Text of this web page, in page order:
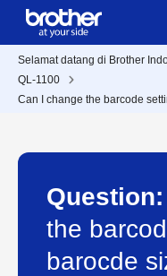
Selamat datang di Brother
QL-1100
Can I change the barcode
Question:
the
barocde